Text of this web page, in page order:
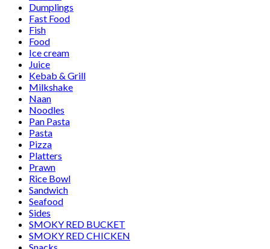
Dumplings
Fast Food
Fish
Food
Ice cream
Juice
Kebab & Grill
Milkshake
Naan
Noodles
Pan Pasta
Pasta
Pizza
Platters
Prawn
Rice Bowl
Sandwich
Seafood
Sides
SMOKY RED BUCKET
SMOKY RED CHICKEN